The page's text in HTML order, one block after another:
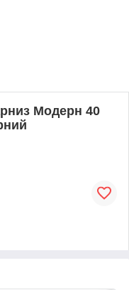
Модерн 40